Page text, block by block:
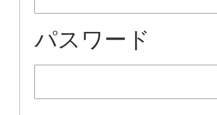
パスワード